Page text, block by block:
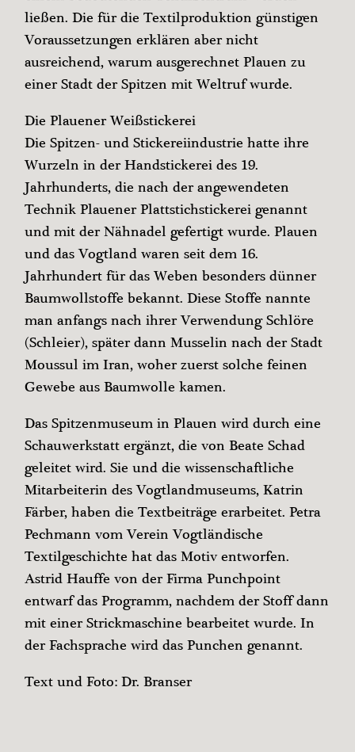
ließen. Die für die Textilproduktion günstigen
Voraussetzungen erklären aber nicht
ausreichend, warum ausgerechnet Plauen zu
einer Stadt der Spitzen mit Weltruf wurde.
Die Plauener Weißstickerei
Die Spitzen- und Stickereiindustrie hatte ihre
Wurzeln in der Handstickerei des 19.
Jahrhunderts, die nach der angewendeten
Technik Plauener Plattstichstickerei genannt
und mit der Nähnadel gefertigt wurde. Plauen
und das Vogtland waren seit dem 16.
Jahrhundert für das Weben besonders dünner
Baumwollstoffe bekannt. Diese Stoffe nannte
man anfangs nach ­ihrer Verwendung Schlöre
(Schleier), später dann Musselin nach der Stadt
Moussul im Iran, woher zuerst solche feinen
Gewebe aus Baumwolle kamen.
Das Spitzenmuseum in Plauen wird durch eine
Schauwerkstatt ergänzt, die von Beate Schad
geleitet wird. Sie und die wissenschaftliche
Mitarbeiterin des Vogtlandmuseums, Katrin
Färber, haben die Textbeiträge erarbeitet. Petra
Pechmann vom Verein Vogtländische
Textilgeschichte hat das Motiv entworfen.
Astrid Hauffe von der Firma Punchpoint
entwarf das Programm, nachdem der Stoff dann
mit einer Strickmaschine bearbeitet wurde. In
der Fachsprache wird das Punchen genannt.
Text und Foto: Dr. Branser